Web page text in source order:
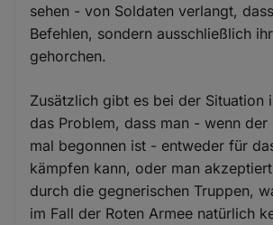
sehen - von Soldaten verlangt,
Befehlen, sondern ausschließlich
gehorchen.
Zusätzlich gibt es bei der Situation
das Problem, dass man - wenn der
mal begonnen ist - entweder für
kämpfen kann, oder man
durch die gegnerischen Truppen,
im Fall der Roten Armee natürlich